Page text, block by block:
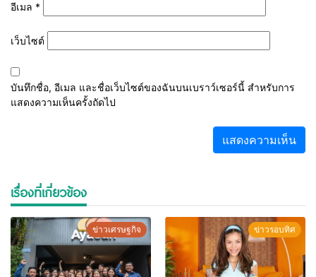
อีเมล *
เว็บไซต์
บันทึกชื่อ, อีเมล และชื่อเว็บไซต์ของฉันบนเบราว์เซอร์นี้ สำหรับการ
แสดงความเห็นครั้งถัดไป
เรื่องที่เกี่ยวข้อง
ข่าวเศรษฐกิจ ข่าวรอบทิศ